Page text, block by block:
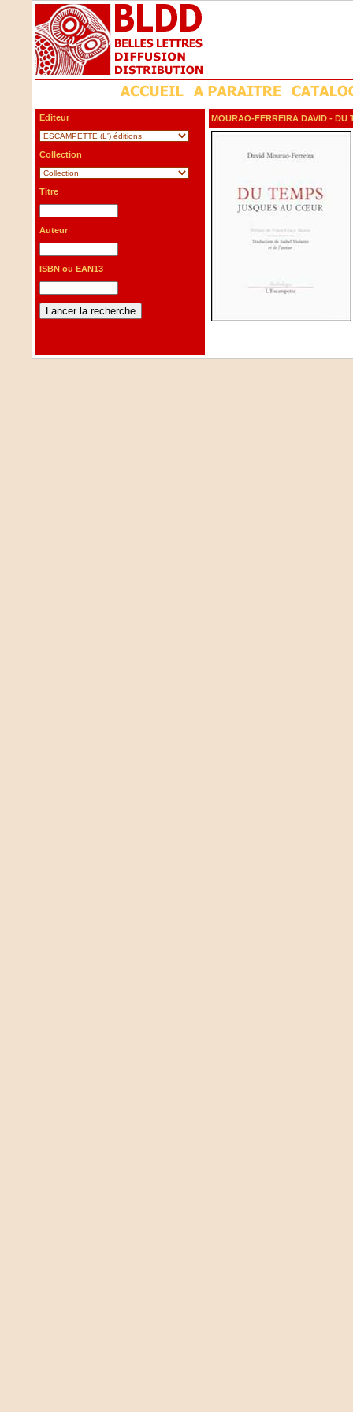
Editeur
Collection
Titre
Auteur
ISBN ou EAN13
MOURAO-FERREIRA DAVID - DU